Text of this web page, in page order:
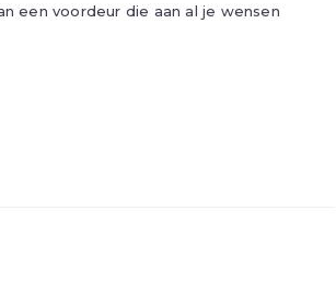
een voordeur die aan al je wensen